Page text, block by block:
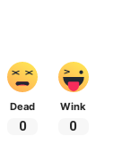
Dead
0
Wink
0